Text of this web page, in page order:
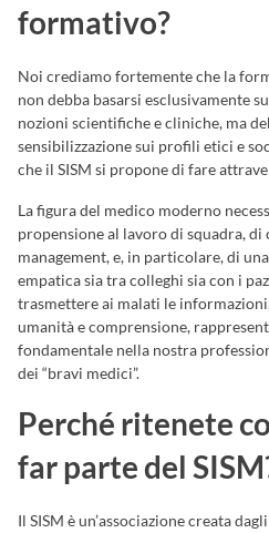
formativo?
Noi crediamo fortemente che la
non debba basarsi esclusivamente
nozioni scientifiche e cliniche, ma
sensibilizzazione sui profili etici e
che il SISM si propone di fare
La figura del medico moderno
propensione al lavoro di squadra,
management, e, in particolare, di
empatica sia tra colleghi sia con i
trasmettere ai malati le
umanità e comprensione,
fondamentale nella nostra
dei “bravi medici”.
Perché ritenete
far parte del
Il SISM è un’associazione creata